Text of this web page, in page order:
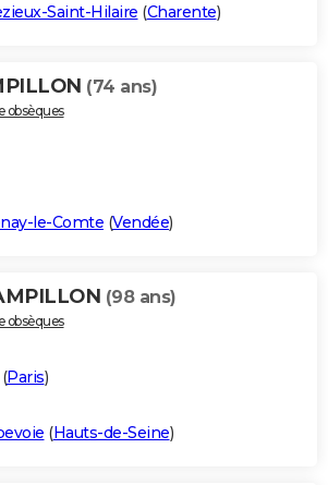
Saint-Hilaire (Charente)
(74 ans)
obsèques
le-Comte (Vendée)
(98 ans)
obsèques
(Paris)
(Hauts-de-Seine)